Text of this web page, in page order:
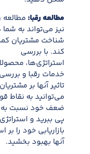
مطالعه رقبا: مطالعه
نیز می‌تواند به شما
شناخت مشتریان
کند. با بررسی
استراتژی‌ها،
خدمات رقبا و بررسی
تاثیر آنها بر
می‌توانید به نقاط
ضعف خود نسبت به
پی ببرید و
بازاریابی خود را
آنها بهبود بخشید.